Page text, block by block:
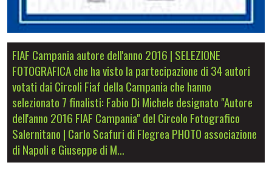
FIAF Campania autore dell'anno 2016 | SELEZIONE
FOTOGRAFICA che ha visto la partecipazione di 34 autori
votati dai Circoli Fiaf della Campania che hanno
selezionato 7 finalisti: Fabio Di Michele designato "Autore
dell'anno 2016 FIAF Campania" del Circolo Fotografico
Salernitano | Carlo Scafuri di Flegrea PHOTO associazione
di Napoli e Giuseppe di M…